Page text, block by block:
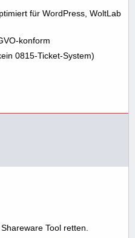
für WordPress, WoltLab
konform
0815-Ticket-System)
Tool retten.